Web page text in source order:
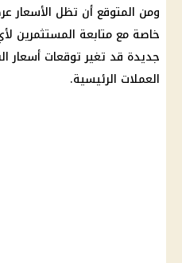
ومن المتوقع أن تظل الأسعار
خاصة مع متابعة المستثمرين
جديدة قد تغير توقعات أسعار
العملات الرئيسية.